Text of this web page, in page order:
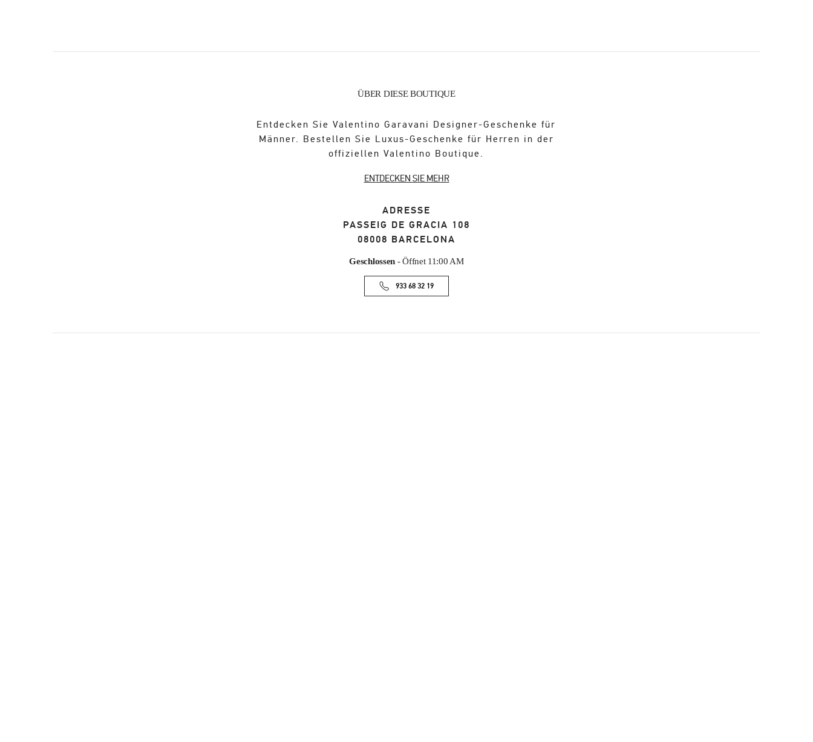
ÜBER DIESE BOUTIQUE
Entdecken Sie Valentino Garavani Designer-Geschenke für
Männer. Bestellen Sie Luxus-Geschenke für Herren in der
offiziellen Valentino Boutique.
ENTDECKEN SIE MEHR
ADRESSE
PASSEIG DE GRACIA 108
08008 BARCELONA
Geschlossen - Öffnet 11:00 AM
933 68 32 19